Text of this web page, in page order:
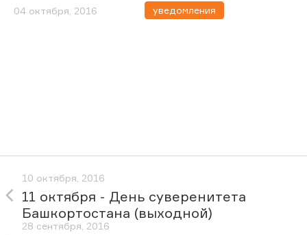
04 октября, 2016 уведомления
10 октября, 2016
11 октября - День суверенитета
Башкортостана (выходной)
28 сентября, 2016